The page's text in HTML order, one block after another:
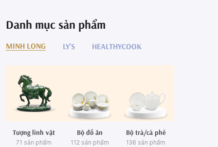
Danh mục sản phẩm
MINH LONG LY'S HEALTHYCOOK
Tượng linh vật
71 sản phẩm
Bộ đồ ăn
112 sản phẩm
Bộ trà/cà phê
136 sản phẩm